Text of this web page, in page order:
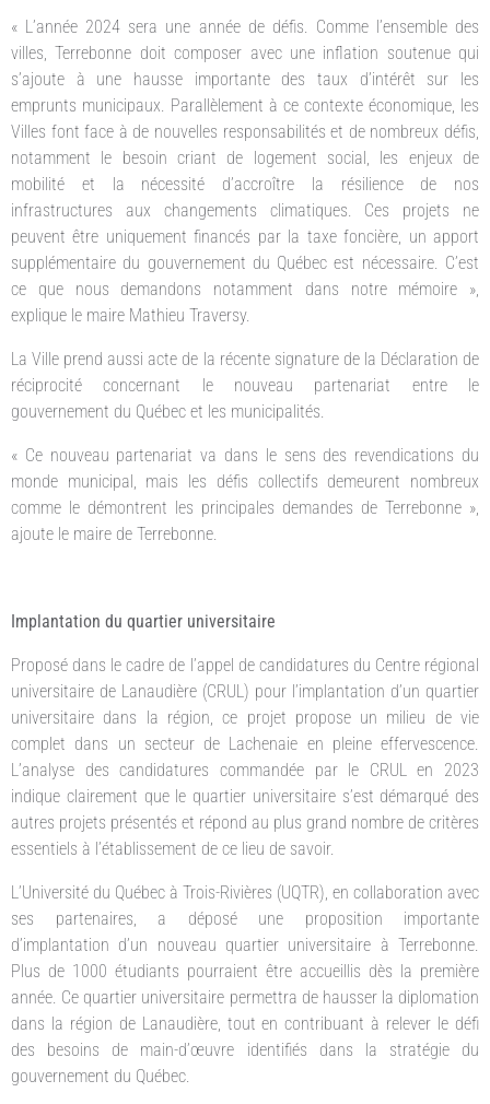
« L’année 2024 sera une année de défis. Comme l’ensemble des
villes, Terrebonne doit composer avec une inflation soutenue qui
s’ajoute à une hausse importante des taux d’intérêt sur les
emprunts municipaux. Parallèlement à ce contexte économique, les
Villes font face à de nouvelles responsabilités et de nombreux défis,
notamment le besoin criant de logement social, les enjeux de
mobilité et la nécessité d’accroître la résilience de nos
infrastructures aux changements climatiques. Ces projets ne
peuvent être uniquement financés par la taxe foncière, un apport
supplémentaire du gouvernement du Québec est nécessaire. C’est
ce que nous demandons notamment dans notre mémoire »,
explique le maire Mathieu Traversy.
La Ville prend aussi acte de la récente signature de la Déclaration de
réciprocité concernant le nouveau partenariat entre le
gouvernement du Québec et les municipalités.
« Ce nouveau partenariat va dans le sens des revendications du
monde municipal, mais les défis collectifs demeurent nombreux
comme le démontrent les principales demandes de Terrebonne »,
ajoute le maire de Terrebonne.
Implantation du quartier universitaire
Proposé dans le cadre de l’appel de candidatures du Centre régional
universitaire de Lanaudière (CRUL) pour l’implantation d’un quartier
universitaire dans la région, ce projet propose un milieu de vie
complet dans un secteur de Lachenaie en pleine effervescence.
L’analyse des candidatures commandée par le CRUL en 2023
indique clairement que le quartier universitaire s’est démarqué des
autres projets présentés et répond au plus grand nombre de critères
essentiels à l’établissement de ce lieu de savoir.
L’Université du Québec à Trois-Rivières (UQTR), en collaboration avec
ses partenaires, a déposé une proposition importante
d’implantation d’un nouveau quartier universitaire à Terrebonne.
Plus de 1000 étudiants pourraient être accueillis dès la première
année. Ce quartier universitaire permettra de hausser la diplomation
dans la région de Lanaudière, tout en contribuant à relever le défi
des besoins de main-d’œuvre identifiés dans la stratégie du
gouvernement du Québec.